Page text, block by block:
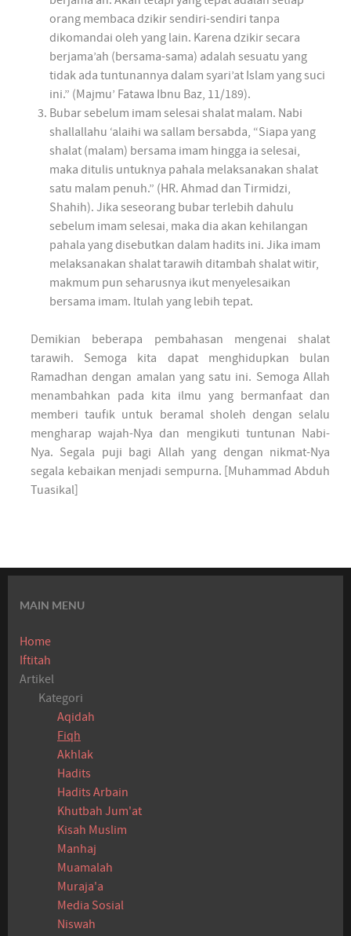
orang membaca dzikir sendiri-sendiri tanpa
dikomandai oleh yang lain. Karena dzikir secara
berjama’ah (bersama-sama) adalah sesuatu yang
tidak ada tuntunannya dalam syari’at Islam yang suci
ini.” (Majmu’ Fatawa Ibnu Baz, 11/189).
Bubar sebelum imam selesai shalat malam. Nabi
shallallahu ‘alaihi wa sallam bersabda, “Siapa yang
shalat (malam) bersama imam hingga ia selesai,
maka ditulis untuknya pahala melaksanakan shalat
satu malam penuh.” (HR. Ahmad dan Tirmidzi,
Shahih). Jika seseorang bubar terlebih dahulu
sebelum imam selesai, maka dia akan kehilangan
pahala yang disebutkan dalam hadits ini. Jika imam
melaksanakan shalat tarawih ditambah shalat witir,
makmum pun seharusnya ikut menyelesaikan
bersama imam. Itulah yang lebih tepat.
Demikian beberapa pembahasan mengenai shalat
tarawih. Semoga kita dapat menghidupkan bulan
Ramadhan dengan amalan yang satu ini. Semoga Allah
menambahkan pada kita ilmu yang bermanfaat dan
memberi taufik untuk beramal sholeh dengan selalu
mengharap wajah-Nya dan mengikuti tuntunan Nabi-
Nya. Segala puji bagi Allah yang dengan nikmat-Nya
segala kebaikan menjadi sempurna. [Muhammad Abduh
Tuasikal]
MAIN MENU
Home
Iftitah
Artikel
Kategori
Aqidah
Fiqh
Akhlak
Hadits
Hadits Arbain
Khutbah Jum'at
Kisah Muslim
Manhaj
Muamalah
Muraja'a
Media Sosial
Niswah